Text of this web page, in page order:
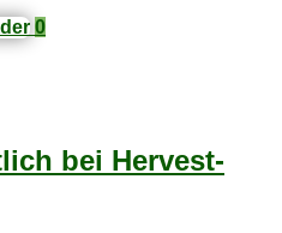
0
bei Hervest-